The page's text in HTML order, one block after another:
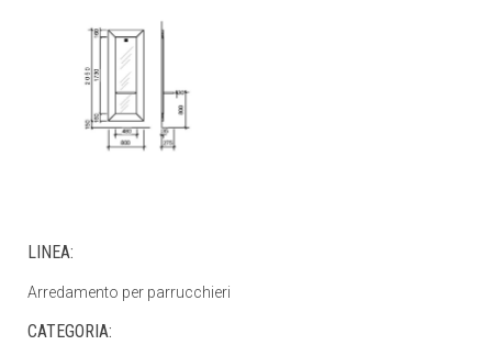
LINEA:
Arredamento per parrucchieri
CATEGORIA: